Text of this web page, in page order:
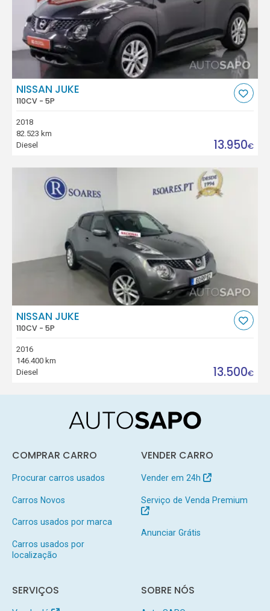
NISSAN JUKE
110CV - 5P
2018
82.523 km
Diesel
13.950€
NISSAN JUKE
110CV - 5P
2016
146.400 km
Diesel
13.500€
COMPRAR CARRO
Procurar carros usados
Carros Novos
Carros usados por marca
Carros usados por
localização
VENDER CARRO
Vender em 24h
Serviço de Venda Premium
Anunciar Grátis
SERVIÇOS SOBRE NÓS